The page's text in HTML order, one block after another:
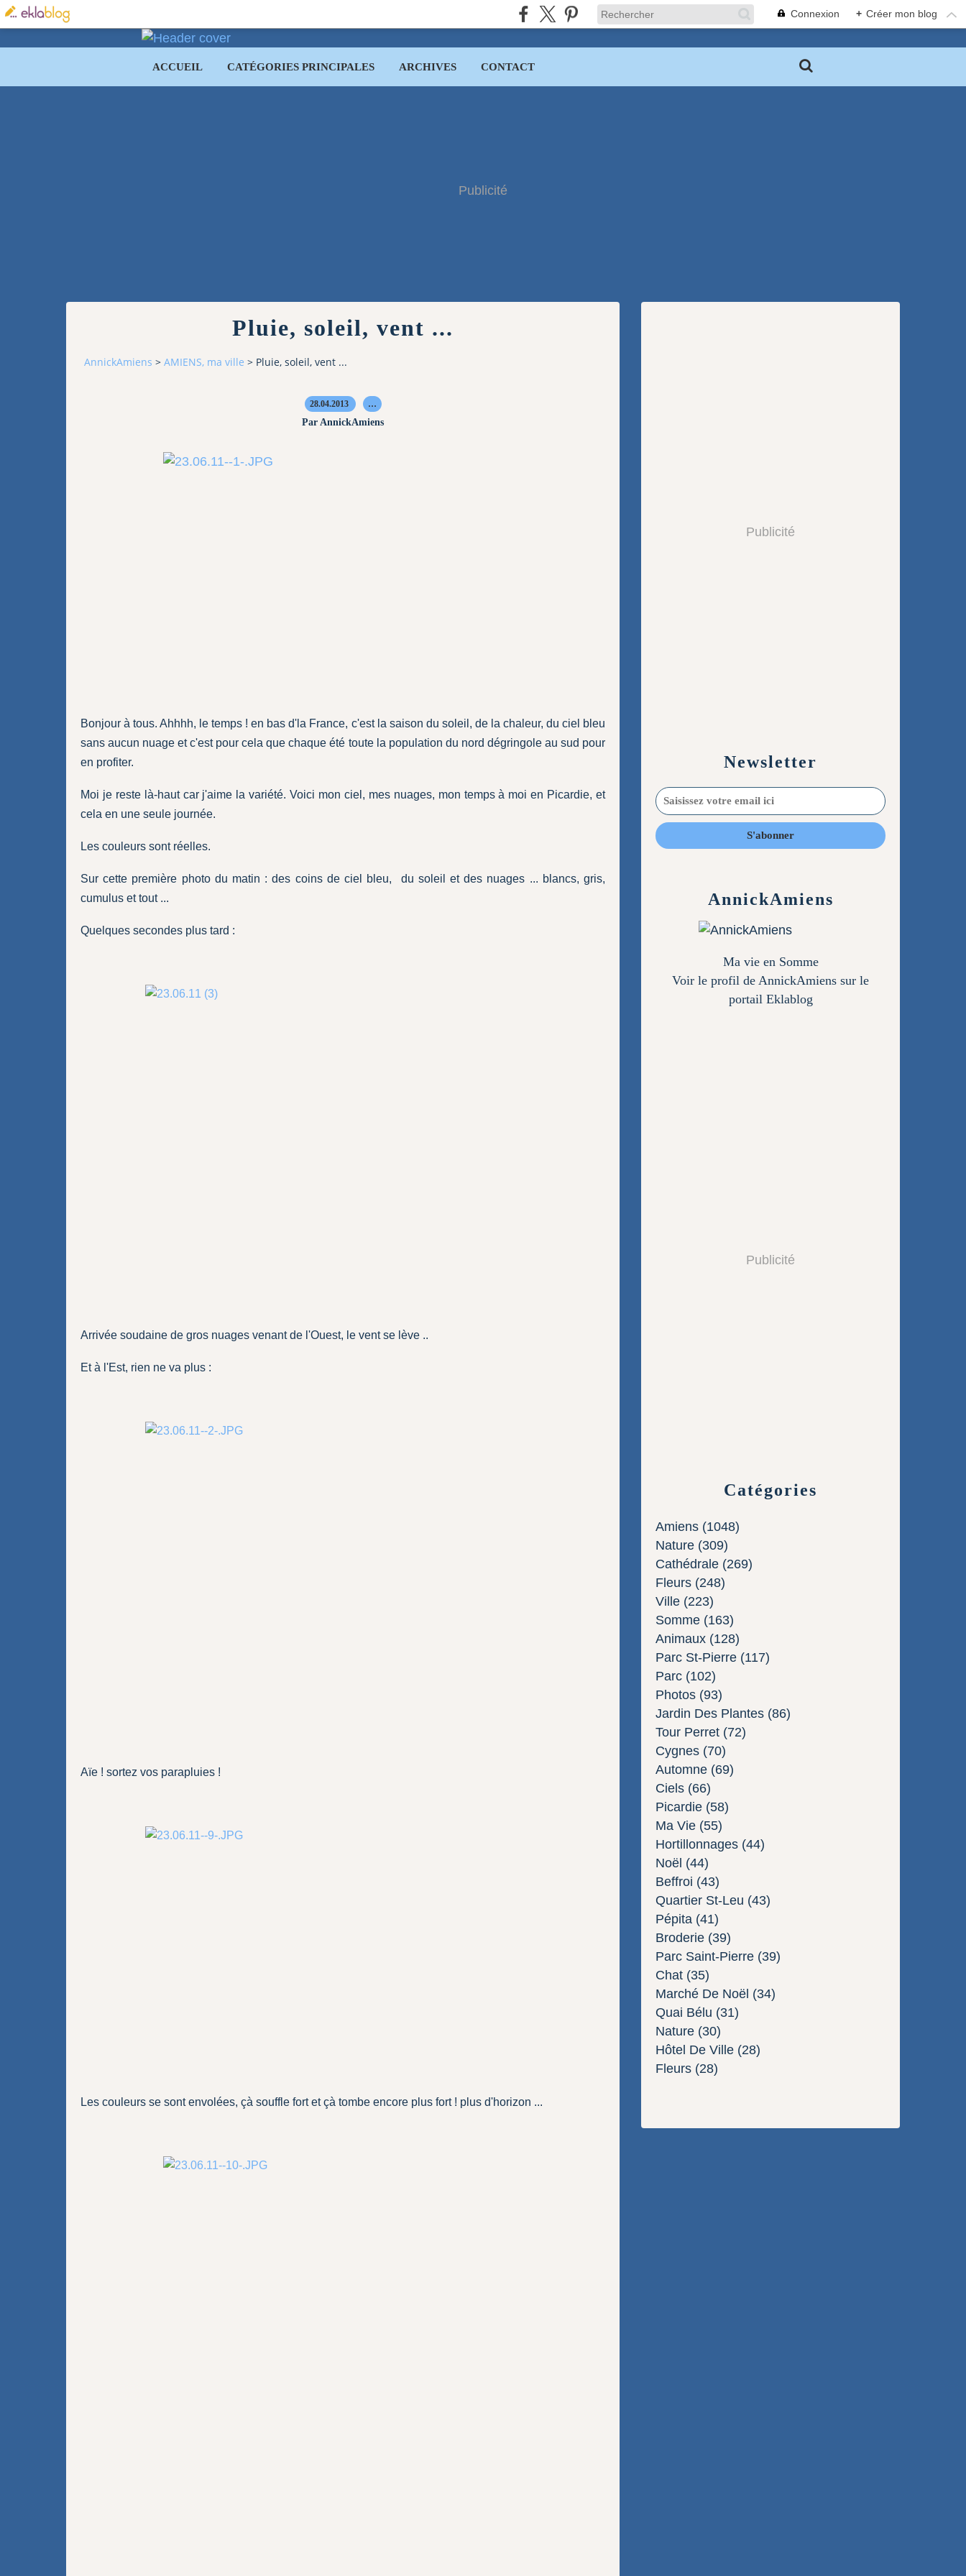
Connexion + Créer mon blog
ACCUEIL CATÉGORIES PRINCIPALES ARCHIVES CONTACT
Publicité
Pluie, soleil, vent ...
AnnickAmiens > AMIENS, ma ville > Pluie, soleil, vent ...
28.04.2013 …
Par AnnickAmiens
Bonjour à tous. Ahhhh, le temps ! en bas d'la France, c'est la saison du soleil, de la chaleur, du ciel bleu
sans aucun nuage et c'est pour cela que chaque été toute la population du nord dégringole au sud pour
en profiter.
Moi je reste là-haut car j'aime la variété. Voici mon ciel, mes nuages, mon temps à moi en Picardie, et
cela en une seule journée.
Les couleurs sont réelles.
Sur cette première photo du matin : des coins de ciel bleu, du soleil et des nuages ... blancs, gris,
cumulus et tout ...
Quelques secondes plus tard :
Arrivée soudaine de gros nuages venant de l'Ouest, le vent se lève ..
Et à l'Est, rien ne va plus :
Aïe ! sortez vos parapluies !
Les couleurs se sont envolées, çà souffle fort et çà tombe encore plus fort ! plus d'horizon ...
Newsletter
Publicité
Catégories
Amiens (1048)
Nature (309)
Cathédrale (269)
Fleurs (248)
Ville (223)
Somme (163)
Animaux (128)
Parc St-Pierre (117)
Parc (102)
Photos (93)
Jardin Des Plantes (86)
Tour Perret (72)
Cygnes (70)
Automne (69)
Ciels (66)
Picardie (58)
Ma Vie (55)
Hortillonnages (44)
Noël (44)
Beffroi (43)
Quartier St-Leu (43)
Pépita (41)
Broderie (39)
Parc Saint-Pierre (39)
Chat (35)
Marché De Noël (34)
Quai Bélu (31)
Nature (30)
Hôtel De Ville (28)
Fleurs (28)
AnnickAmiens
Ma vie en Somme
Voir le profil de AnnickAmiens sur le
portail Eklablog
Publicité